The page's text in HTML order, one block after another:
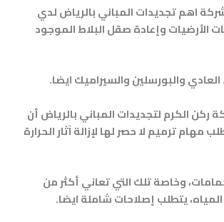
اهم تجديدات المباني بالرياض لدي
الأرضيات وإعادة صقل البلاط الموجود
والبورسلين والسيراميك ايضا.
الكرم لتجديدات المباني بالرياض أن
مهام ترميم لا حصر لها لإزالة آثار الحرارة
وخاصة تلك التي تعاني أكثر من
يتطلب إصلاحات شاملة ايضا.